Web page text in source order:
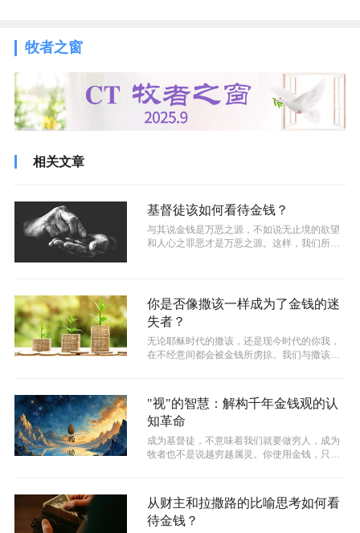
牧者之窗
相关文章
基督徒该如何看待金钱？
与其说金钱是万恶之源，不如说无止境的欲望
和人心之罪恶才是万恶之源。这样，我们所要
你是否像撒该一样成为了金钱的迷
失者？
无论耶稣时代的撒该，还是现今时代的你我，
在不经意间都会被金钱所虏掠。我们与撒该不
"视"的智慧：解构千年金钱观的认
知革命
成为基督徒，不意味着我们就要做穷人，成为
牧者也不是说越穷越属灵。你使用金钱，只要
从财主和拉撒路的比喻思考如何看
待金钱？